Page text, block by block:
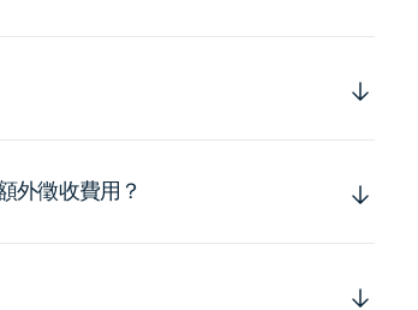
外徵收費用？